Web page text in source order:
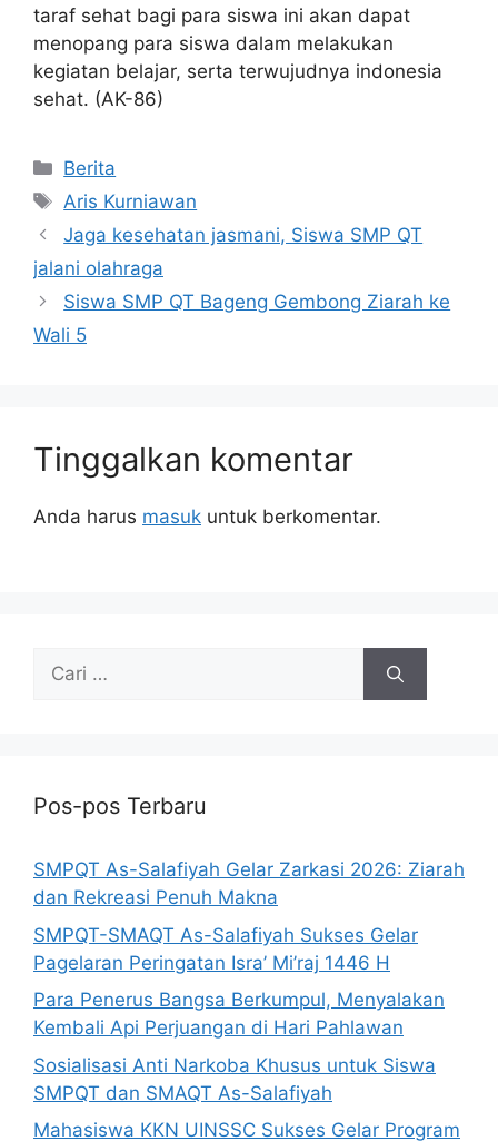
taraf sehat bagi para siswa ini akan dapat
menopang para siswa dalam melakukan
kegiatan belajar, serta terwujudnya indonesia
sehat. (AK-86)
Berita
Aris Kurniawan
Jaga kesehatan jasmani, Siswa SMP QT
jalani olahraga
Siswa SMP QT Bageng Gembong Ziarah ke
Wali 5
Tinggalkan komentar
Anda harus masuk untuk berkomentar.
Pos-pos Terbaru
SMPQT As-Salafiyah Gelar Zarkasi 2026: Ziarah
dan Rekreasi Penuh Makna
SMPQT-SMAQT As-Salafiyah Sukses Gelar
Pagelaran Peringatan Isra’ Mi’raj 1446 H
Para Penerus Bangsa Berkumpul, Menyalakan
Kembali Api Perjuangan di Hari Pahlawan
Sosialisasi Anti Narkoba Khusus untuk Siswa
SMPQT dan SMAQT As-Salafiyah
Mahasiswa KKN UINSSC Sukses Gelar Program